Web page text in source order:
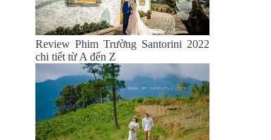
Review Phim Trường Santorini 2022
chi tiết từ A đến Z